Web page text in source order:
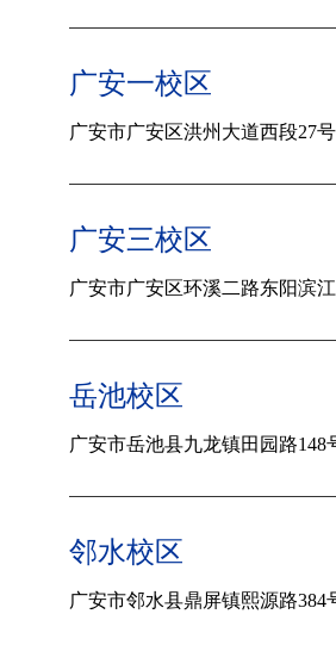
广安一校区
广安市广安区洪州大道西段27
广安三校区
广安市广安区环溪二路东阳滨
岳池校区
广安市岳池县九龙镇田园路148
邻水校区
广安市邻水县鼎屏镇熙源路384